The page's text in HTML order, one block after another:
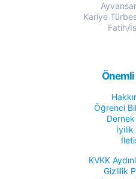
Kariye
Fatih/
Öğrenci
Dernek
İyilik
KVKK
Gizlilik